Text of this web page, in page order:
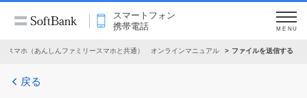
スマートフォン
携帯電話
MENU
スマホ（あんしんファミリースマホと共通） オンラインマニュアル ファイルを送信する
戻る